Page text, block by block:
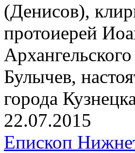
(Денисов),
протоиерей
Булычев,
города
22.07.2015
Епископ